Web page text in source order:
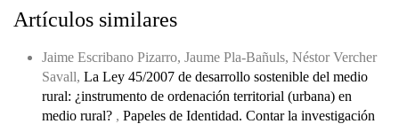
Artículos similares
Jaime Escribano Pizarro, Jaume Pla-Bañuls, Néstor Vercher
Savall, La Ley 45/2007 de desarrollo sostenible del medio
rural: ¿instrumento de ordenación territorial (urbana) en
medio rural? , Papeles de Identidad. Contar la investigación